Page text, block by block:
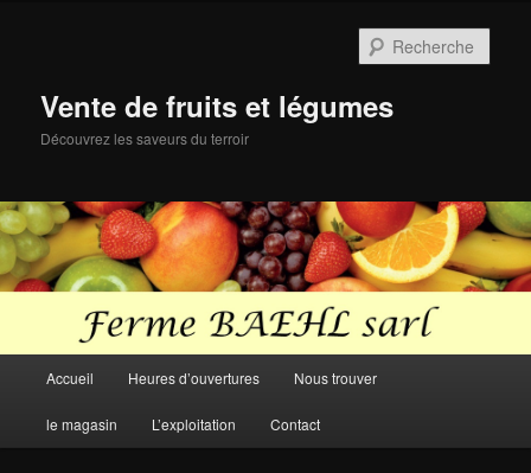
Vente de fruits et légumes
Découvrez les saveurs du terroir
principal
Accueil Heures d’ouvertures Nous trouver
le magasin L’exploitation Contact